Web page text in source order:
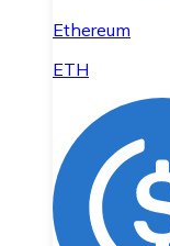
Ethereum
ETH